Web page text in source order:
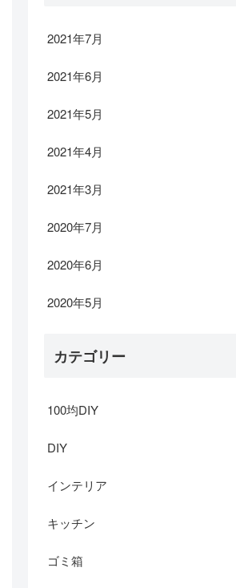
2021年7月
2021年6月
2021年5月
2021年4月
2021年3月
2020年7月
2020年6月
2020年5月
カテゴリー
100均DIY
DIY
インテリア
キッチン
ゴミ箱